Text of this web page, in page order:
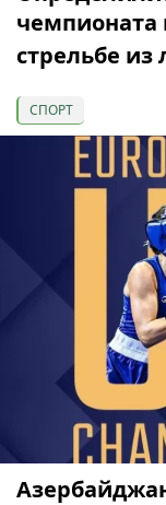
чемпионата
стрельбе из
СПОРТ